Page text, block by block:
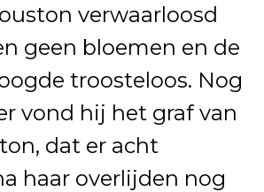
verwaarloosd
geen bloemen en de
troosteloos. Nog
vond hij het graf van
dat er acht
haar overlijden nog